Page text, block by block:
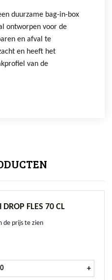
duurzame bag-in-box
ontworpen voor de
en afval te
en heeft het
van de
DROP FLES 70 CL
de prijs te zien
Drop fles 70 cl aantal +